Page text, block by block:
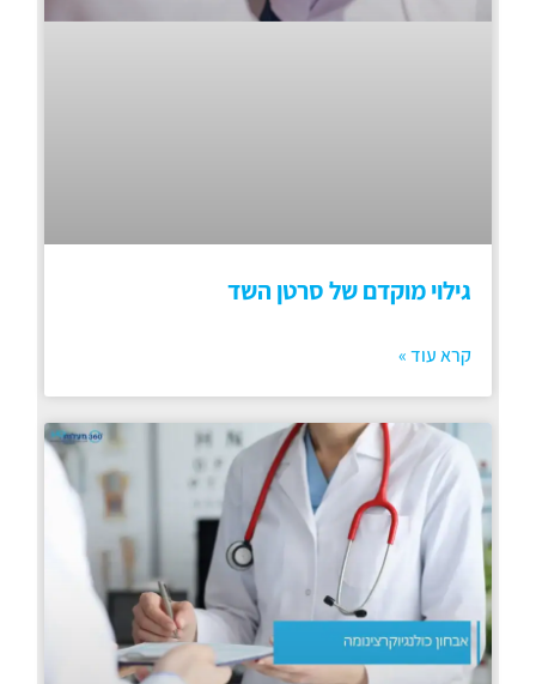
גילוי מוקדם של סרטן השד
קרא עוד »